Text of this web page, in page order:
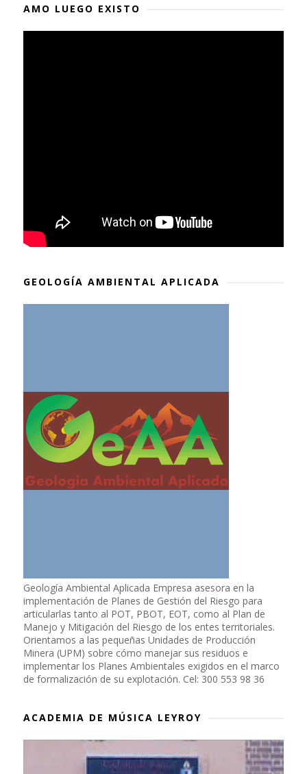
AMO LUEGO EXISTO
GEOLOGÍA AMBIENTAL APLICADA
Geología Ambiental Aplicada Empresa asesora en la
implementación de Planes de Gestión del Riesgo para
articularlas tanto al POT, PBOT, EOT, como al Plan de
Manejo y Mitigación del Riesgo de los entes territoriales.
Orientamos a las pequeñas Unidades de Producción
Minera (UPM) sobre cómo manejar sus residuos e
implementar los Planes Ambientales exigidos en el marco
de formalización de su explotación. Cel: 300 553 98 36
ACADEMIA DE MÚSICA LEYROY